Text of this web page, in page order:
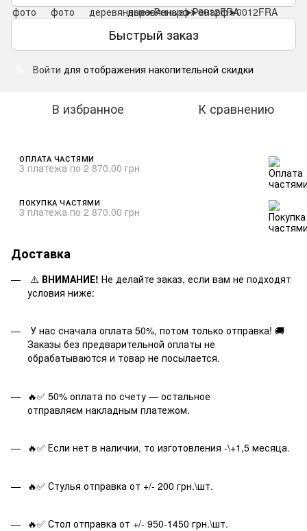
Быстрый заказ
Войти для отображения накопительной скидки
В избранное К сравнению
ОПЛАТА ЧАСТЯМИ
3 платежа по 2 870.00 грн
ПОКУПКА ЧАСТЯМИ
3 платежа по 2 870.00 грн
Доставка
⚠️ ВНИМАНИЕ! Не делайте заказ, если вам не подходят
условия ниже:
У нас сначала оплата 50%, потом только отправка! 🚚
Заказы без предварительной оплаты не
обрабатываются и товар не посылается.
🔥✅ 50% оплата по счету — остальное
отправляєм накладным платежом.
🔥✅ Если нет в наличии, то изготовления -\+1,5 месяца.
🔥✅ Стулья отправка от +/- 200 грн.\шт.
🔥✅ Стол отправка от +/- 950-1450 грн.\шт.